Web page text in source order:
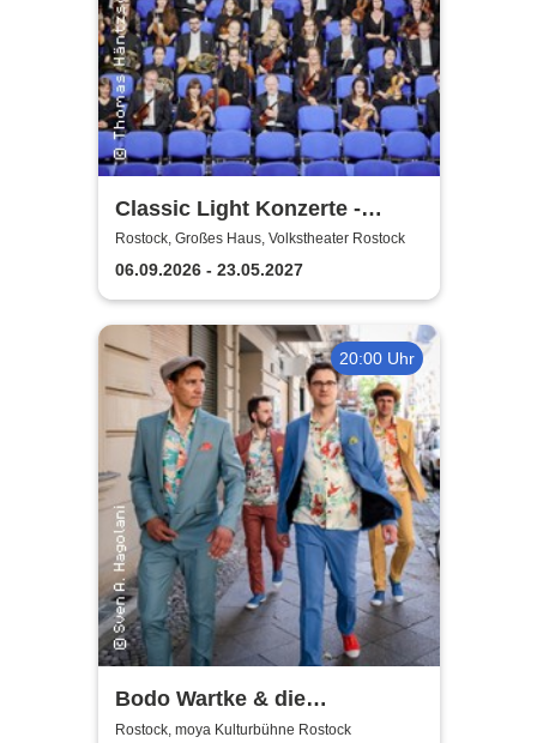
Classic Light Konzerte -
Volkstheater Rostock
Rostock, Großes Haus, Volkstheater Rostock
06.09.2026 - 23.05.2027
20:00 Uhr
Bodo Wartke & die
SchönenGutenA-Band - In
Rostock, moya Kulturbühne Rostock